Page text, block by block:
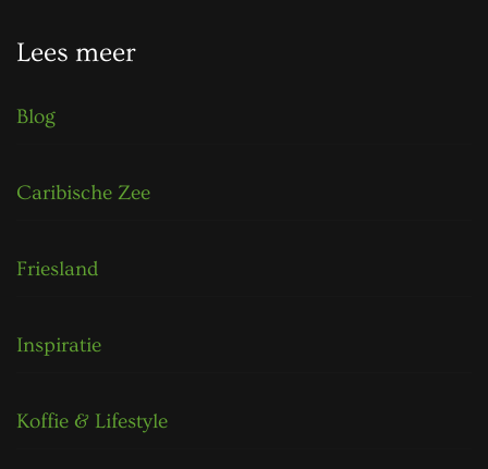
Lees meer
Blog
Caribische Zee
Friesland
Inspiratie
Koffie & Lifestyle